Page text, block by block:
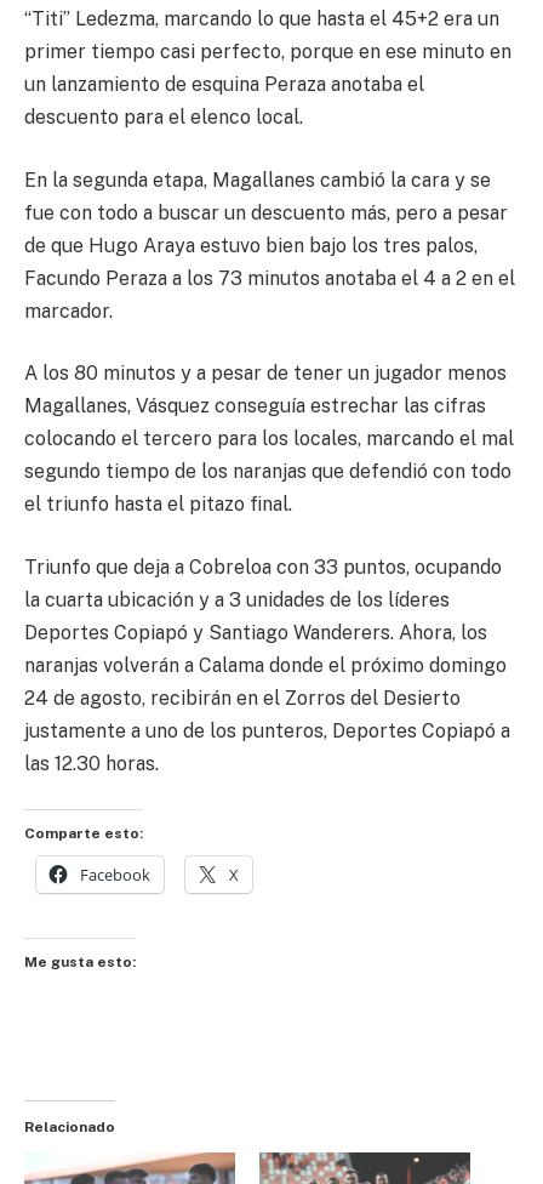
“Titi” Ledezma, marcando lo que hasta el 45+2 era un
primer tiempo casi perfecto, porque en ese minuto en
un lanzamiento de esquina Peraza anotaba el
descuento para el elenco local.
En la segunda etapa, Magallanes cambió la cara y se
fue con todo a buscar un descuento más, pero a pesar
de que Hugo Araya estuvo bien bajo los tres palos,
Facundo Peraza a los 73 minutos anotaba el 4 a 2 en el
marcador.
A los 80 minutos y a pesar de tener un jugador menos
Magallanes, Vásquez conseguía estrechar las cifras
colocando el tercero para los locales, marcando el mal
segundo tiempo de los naranjas que defendió con todo
el triunfo hasta el pitazo final.
Triunfo que deja a Cobreloa con 33 puntos, ocupando
la cuarta ubicación y a 3 unidades de los líderes
Deportes Copiapó y Santiago Wanderers. Ahora, los
naranjas volverán a Calama donde el próximo domingo
24 de agosto, recibirán en el Zorros del Desierto
justamente a uno de los punteros, Deportes Copiapó a
las 12.30 horas.
Comparte esto:
Facebook X
Me gusta esto:
Relacionado